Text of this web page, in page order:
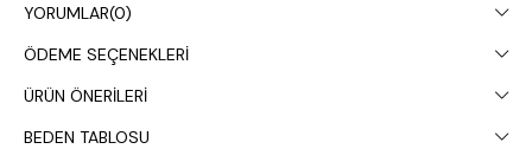
YORUMLAR(0)
ÖDEME SEÇENEKLERI
ÜRÜN ÖNERILERI
BEDEN TABLOSU